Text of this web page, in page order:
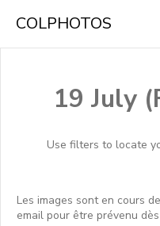
COLPHOTOS
19 July
Use filters to locate
Les images sont en cours
email pour être prévenu